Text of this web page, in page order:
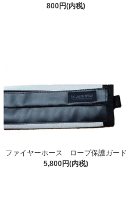
800円(内税)
ファイヤーホース ロープ保護ガード
5,800円(内税)